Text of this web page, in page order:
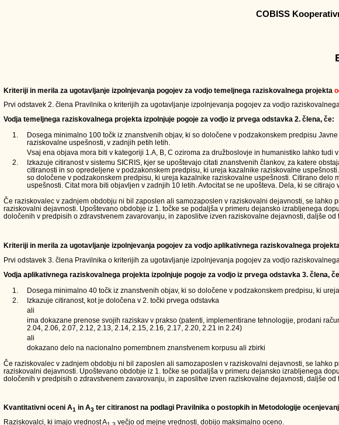
COBISS
Kriteriji in merila za ugotavljanje izpolnjevanja pogojev za vodjo temeljnega raziskovalnega projekta
Prvi odstavek 2. člena Pravilnika o kriterijih za ugotavljanje izpolnjevanja pogojev za vodjo
Vodja temeljnega raziskovalnega projekta izpolnjuje pogoje za vodjo iz prvega odstavka 2. člena, če:
1.
Dosega minimalno 100 točk iz znanstvenih objav, ki so določene v podzakonskem predpisu
raziskovalne uspešnosti, v zadnjih petih letih.
Vsaj ena objava mora biti v kategoriji 1.A, B, C oziroma za družboslovje in humanistiko lahko tudi
2.
Izkazuje citiranost v sistemu SICRIS, kjer se upoštevajo citati znanstvenih člankov, za katere
citiranosti in so opredeljene v podzakonskem predpisu, ki ureja kazalnike raziskovalne
so določene v podzakonskem predpisu, ki ureja kazalnike raziskovalne uspešnosti. Citirano
uspešnosti. Citat mora biti objavljen v zadnjih 10 letih. Avtocitat se ne upošteva. Dela, ki se
Če raziskovalec v zadnjem obdobju ni bil zaposlen ali samozaposlen v raziskovalni dejavnosti, se
raziskovalni dejavnosti. Upoštevano obdobje iz 1. točke se podaljša v primeru dejansko izrabljenega
določenih v predpisih o zdravstvenem zavarovanju, in zaposlitve izven raziskovalne dejavnosti, daljše
Kriteriji in merila za ugotavljanje izpolnjevanja pogojev za vodjo aplikativnega raziskovalnega
Prvi odstavek 3. člena Pravilnika o kriterijih za ugotavljanje izpolnjevanja pogojev za vodjo
Vodja aplikativnega raziskovalnega projekta izpolnjuje pogoje za vodjo iz prvega odstavka 3. člena,
1.
Dosega minimalno 40 točk iz znanstvenih objav, ki so določene v podzakonskem predpisu, ki
2.
Izkazuje citiranost, kot je določena v 2. točki prvega odstavka
ali
ima dokazane prenose svojih raziskav v prakso (patenti, implementirane tehnologije, prodani
2.04, 2.06, 2.07, 2.12, 2.13, 2.14, 2.15, 2.16, 2.17, 2.20, 2.21 in 2.24)
ali
dokazano delo na nacionalno pomembnem znanstvenem korpusu ali zbirki
Če raziskovalec v zadnjem obdobju ni bil zaposlen ali samozaposlen v raziskovalni dejavnosti, se
raziskovalni dejavnosti. Upoštevano obdobje iz 1. točke se podaljša v primeru dejansko izrabljenega
določenih v predpisih o zdravstvenem zavarovanju, in zaposlitve izven raziskovalne dejavnosti, daljše
Kvantitativni oceni A1 in A3 ter citiranost na podlagi Pravilnika o postopkih in Metodologije
Raziskovalci, ki imajo vrednost A
večjo od mejne vrednosti, dobijo maksimalno oceno.